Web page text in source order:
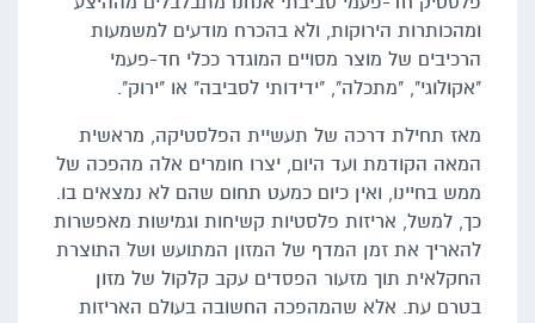
ומהכותרות הירוקות, ולא בהכרח מודעים למשמעות
הרכיבים של מוצר מסויים המוגדר ככלי חד-פעמי
"אקולוגי", "מתכלה", "ידידותי לסביבה" או "ירוק".
מאז תחילת דרכה של תעשיית הפלסטיקה, מראשית
המאה הקודמת ועד היום, יצרו חומרים אלה מהפכה של
ממש בחיינו, ואין כיום כמעט תחום שהם לא נמצאים בו.
כך, למשל, אריזות פלסטיות קשיחות וגמישות מאפשרות
להאריך את זמן המדף של המזון המתועש ושל התוצרת
החקלאית תוך מזעור הפסדים עקב קלקול של מזון
בטרם עת. אלא שהמהפכה החשובה בעולם האריזות